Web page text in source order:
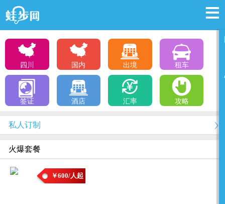
四川 国内 出境 租车
签证 酒店 汇率 攻略
私人订制
火爆套餐
￥600/人起